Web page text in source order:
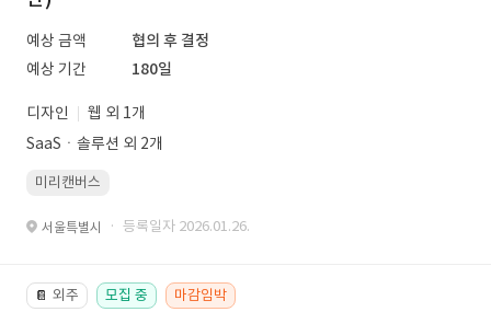
예상 금액
협의 후 결정
예상 기간
180일
디자인
웹 외 1개
SaaSㆍ솔루션 외 2개
미리캔버스
서울특별시 · 등록일자 2026.01.26.
📔 외주 모집 중 마감임박